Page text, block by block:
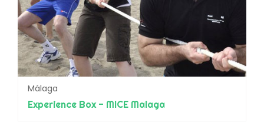
Málaga
Experience Box - MICE Malaga